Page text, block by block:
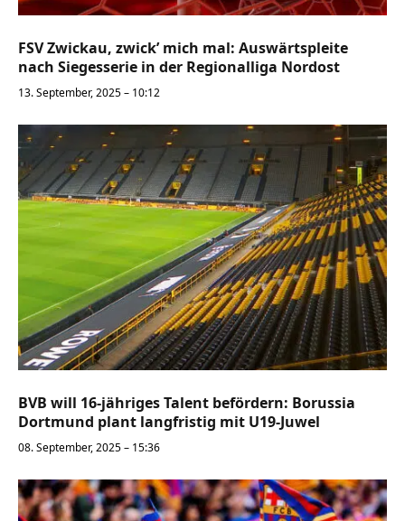
FSV Zwickau, zwick’ mich mal: Auswärtspleite
nach Siegesserie in der Regionalliga Nordost
13. September, 2025 – 10:12
BVB will 16-jähriges Talent befördern: Borussia
Dortmund plant langfristig mit U19-Juwel
08. September, 2025 – 15:36